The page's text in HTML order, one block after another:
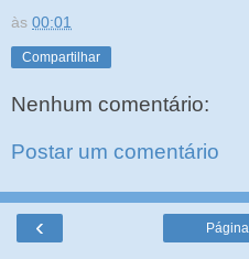
às 00:01
Compartilhar
Nenhum comentário:
Postar um comentário
‹